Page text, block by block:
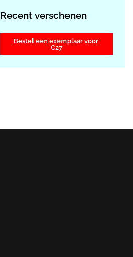
Recent verschenen
Bestel een exemplaar voor
€27